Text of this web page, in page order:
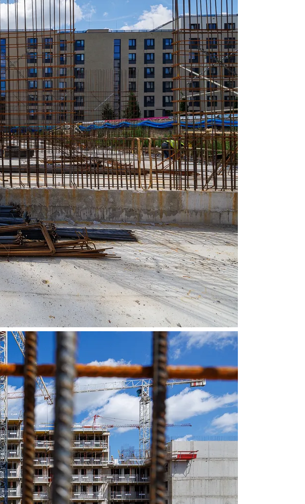
informacje o plikach cookie
związane z korzystaniem z Serwisu dostępne
w Serwisie wszystkich plików cookie przez
Wyrażenie zgody jest dobrowolne. Możesz
w każdej chwili za pośrednictwem panelu
– pliki cookie.
zgody na wykorzystywanie plików cookie
opcji „Dostosuj wybory”.